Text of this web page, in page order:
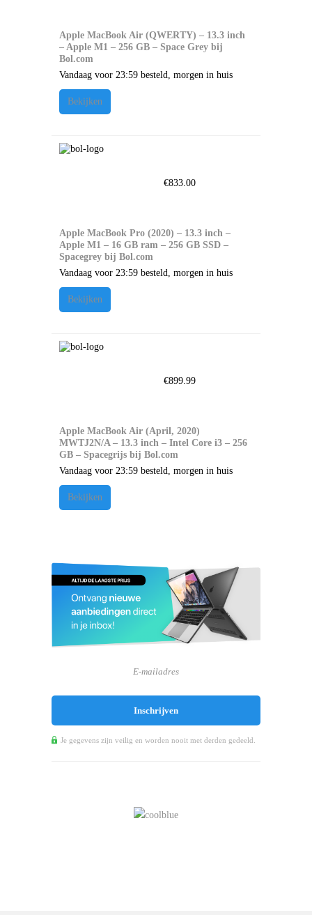
Apple MacBook Air (QWERTY) – 13.3 inch
– Apple M1 – 256 GB – Space Grey bij
Bol.com
Vandaag voor 23:59 besteld, morgen in huis
Bekijken
€833.00
Apple MacBook Pro (2020) – 13.3 inch –
Apple M1 – 16 GB ram – 256 GB SSD –
Spacegrey bij Bol.com
Vandaag voor 23:59 besteld, morgen in huis
Bekijken
€899.99
Apple MacBook Air (April, 2020)
MWTJ2N/A – 13.3 inch – Intel Core i3 – 256
GB – Spacegrijs bij Bol.com
Vandaag voor 23:59 besteld, morgen in huis
Bekijken
Je gegevens zijn veilig en worden nooit met derden gedeeld.